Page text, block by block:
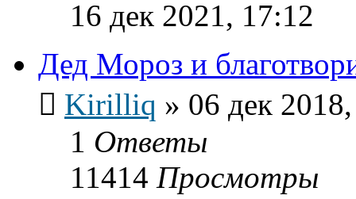
16 дек 2021, 17:12
Дед Мороз и
Kirilliq » 06 дек
1 Ответы
11414 Просмотры